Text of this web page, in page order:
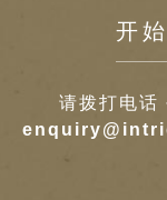
开
请拨打电话